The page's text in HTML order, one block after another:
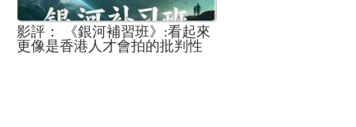
影評： 《銀河補習班》:看起來
更像是香港人才會拍的批判性